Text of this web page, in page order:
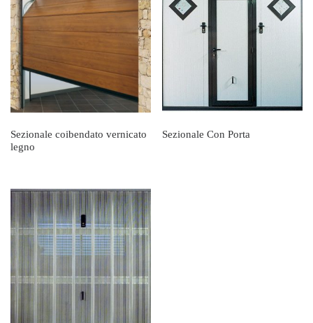
Sezionale coibendato vernicato
legno
Sezionale Con Porta